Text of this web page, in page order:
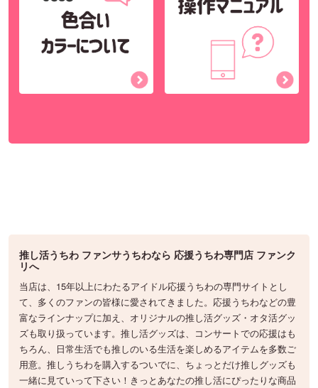
推し活うちわ ファンサうちわなら 応援うちわ専門店 ファンク
リへ
当店は、15年以上にわたるアイドル応援うちわの専門サイトとし
て、多くのファンの皆様に愛されてきました。応援うちわなどの豊
富なラインナップに加え、オリジナルの推し活グッズ・オタ活グッ
ズも取り扱っています。推し活グッズは、コンサートでの応援はも
ちろん、日常生活でも推しのいる生活を楽しめるアイテムを多数ご
用意。推しうちわを購入するついでに、ちょっとだけ推しグッズも
一緒に見ていって下さい！きっとあなたの推し活にぴったりな商品